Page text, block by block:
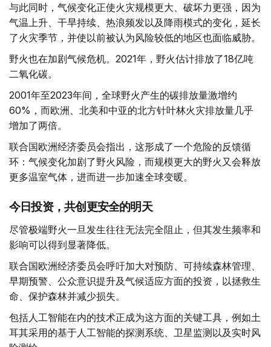
与此同时，气候变化正使火灾规模更大、破坏力更强，因为
气温上升、干旱持续、热浪频发以及降雨模式的变化，延长
了火灾季节，并使以前被认为风险较低的地区也面临威胁。
野火也在加剧气候危机。2021年，野火估计排放了18亿吨
二氧化碳。
2001年至2023年间，全球野火产生的碳排放量激增约
60%，而欧洲、北美和中亚的北方针叶林火灾排放量几乎
增加了两倍。
联合国欧洲经济委员会指出，这形成了一个危险的反馈循
环：气候变化加剧了野火风险，而规模更大的野火又会释放
更多温室气体，进而进一步加速全球变暖。
今日投资，共创更安全的明天
尽管极端野火一旦发生往往无法完全阻止，但其发生频率和
影响可以得到显著降低。
联合国欧洲经济委员会呼吁加大对预防、可持续森林管理、
早期预警、公众意识提升及气候适应方面的投资，以拯救生
命、保护森林并减少损失。
包括人工智能在内的技术正成为这方面的关键工具，例如土
耳其采用的基于人工智能的探测系统、卫星监测以及实时风